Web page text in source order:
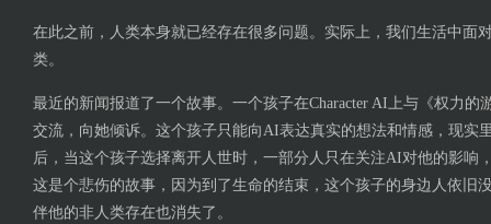
在此之前，人类本身就已经存在很多问题。实际上，我们生活中面
类。
最近的新闻报道了一个故事。一个孩子在Character AI上与《权力的
交流，向她倾诉。这个孩子只能向AI表达真实的想法和情感，现实
后，当这个孩子选择离开人世时，一部分人只在关注AI对他的影响
这是个悲伤的故事，因为到了生命的结束，这个孩子的身边人依旧
伴他的非人类存在也消失了。